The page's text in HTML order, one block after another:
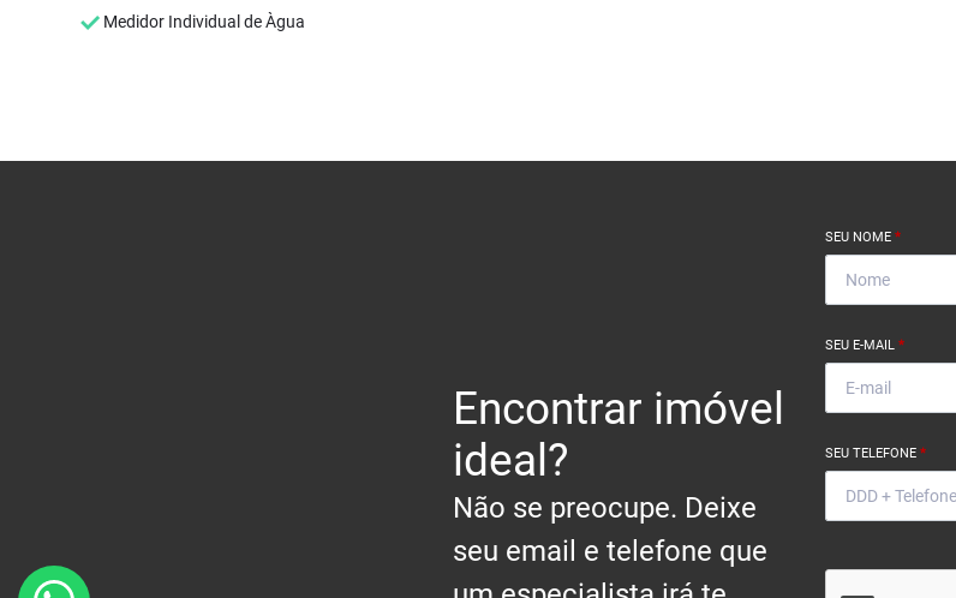
Medidor Individual de Àgua
Encontrar imóvel
ideal?
Não se preocupe. Deixe
seu email e telefone que
SEU NOME *
SEU E-MAIL *
SEU TELEFONE *